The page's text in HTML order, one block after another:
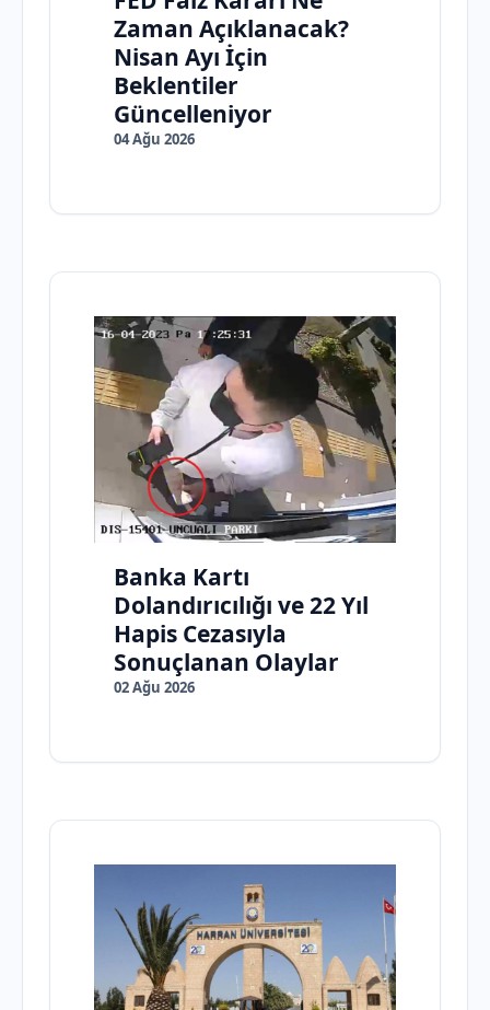
Zaman Açıklanacak?
Nisan Ayı İçin
Beklentiler
Güncelleniyor
04 Ağu 2026
Banka Kartı
Dolandırıcılığı ve 22 Yıl
Hapis Cezasıyla
Sonuçlanan Olaylar
02 Ağu 2026